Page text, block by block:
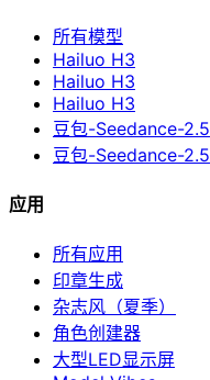
所有模型
Hailuo H3
Hailuo H3
Hailuo H3
豆包-Seedance-2.5
豆包-Seedance-2.5
应用
所有应用
印章生成
杂志风（夏季）
角色创建器
大型LED显示屏